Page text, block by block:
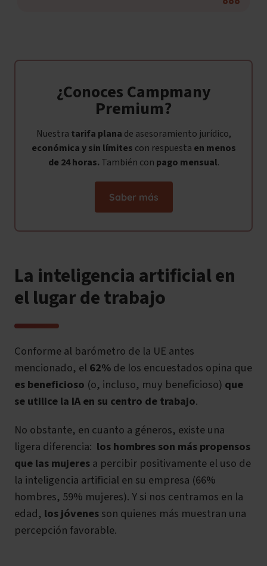
¿Conoces Campmany
Premium?
Nuestra tarifa plana de asesoramiento jurídico,
económica y sin límites con respuesta en menos
de 24 horas. También con pago mensual.
Saber más
La inteligencia artificial en
el lugar de trabajo
Conforme al barómetro de la UE antes
mencionado, el 62%de los encuestados opina que
es beneficioso (o, incluso, muy beneficioso) que
se utilice la IA en su centro de trabajo.
No obstante, en cuanto a géneros, existe una
ligera diferencia: los hombres son más propensos
que las mujeresa percibir positivamente el uso de
la inteligencia artificial en su empresa (66%
hombres, 59% mujeres). Y si nos centramos en la
edad, los jóvenesson quienes más muestran una
percepción favorable.